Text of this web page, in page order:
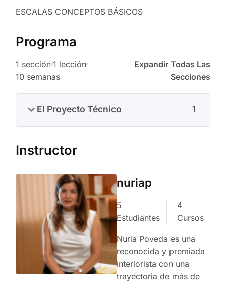
ESCALAS CONCEPTOS BÁSICOS
Programa
1 sección 1 lección
10 semanas
Expandir Todas Las
Secciones
El Proyecto Técnico 1
Instructor
nuriap
5
Estudiantes
4
Cursos
Nuria Poveda es una
reconocida y premiada
interiorista con una
trayectoria de más de